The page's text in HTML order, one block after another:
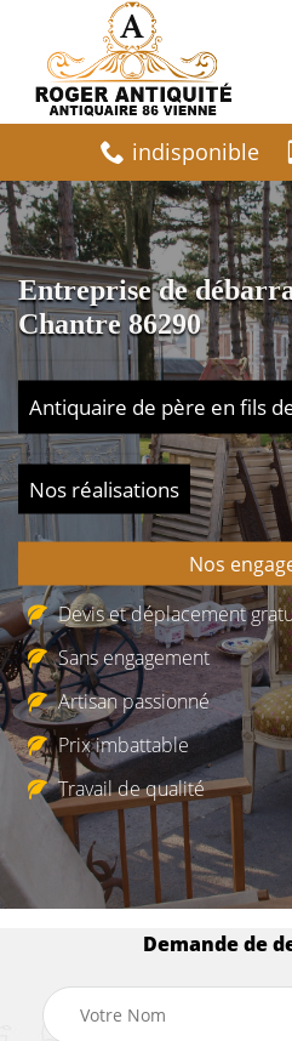
indisponible
Entreprise de
Chantre 86290
Antiquaire de père en fils
Nos réalisations
Nos
Devis et déplacement
Sans engagement
Artisan passionné
Prix imbattable
Travail de qualité
Demande de